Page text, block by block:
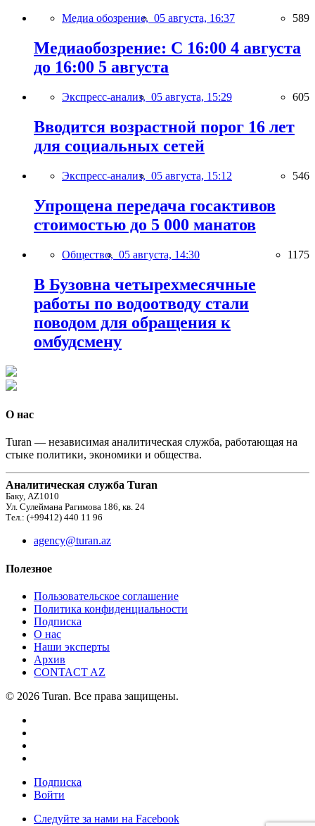
Медиа обозрение, 05 августа, 16:37 589
Медиаобозрение: С 16:00 4 августа
до 16:00 5 августа
Экспресс-анализ, 05 августа, 15:29 605
Вводится возрастной порог 16 лет
для социальных сетей
Экспресс-анализ, 05 августа, 15:12 546
Упрощена передача госактивов
стоимостью до 5 000 манатов
Общество, 05 августа, 14:30 1175
В Бузовна четырехмесячные
работы по водоотводу стали
поводом для обращения к
омбудсмену
О нас
Turan — независимая аналитическая служба, работающая на
стыке политики, экономики и общества.
Аналитическая служба Turan
Баку, AZ1010
Ул. Сулеймана Рагимова 186, кв. 24
Тел.: (+99412) 440 11 96
agency@turan.az
Полезное
Пользовательское соглашение
Политика конфиденциальности
Подписка
О нас
Наши эксперты
Архив
CONTACT AZ
© 2026 Turan. Все права защищены.
Подписка
Войти
Следуйте за нами на Facebook